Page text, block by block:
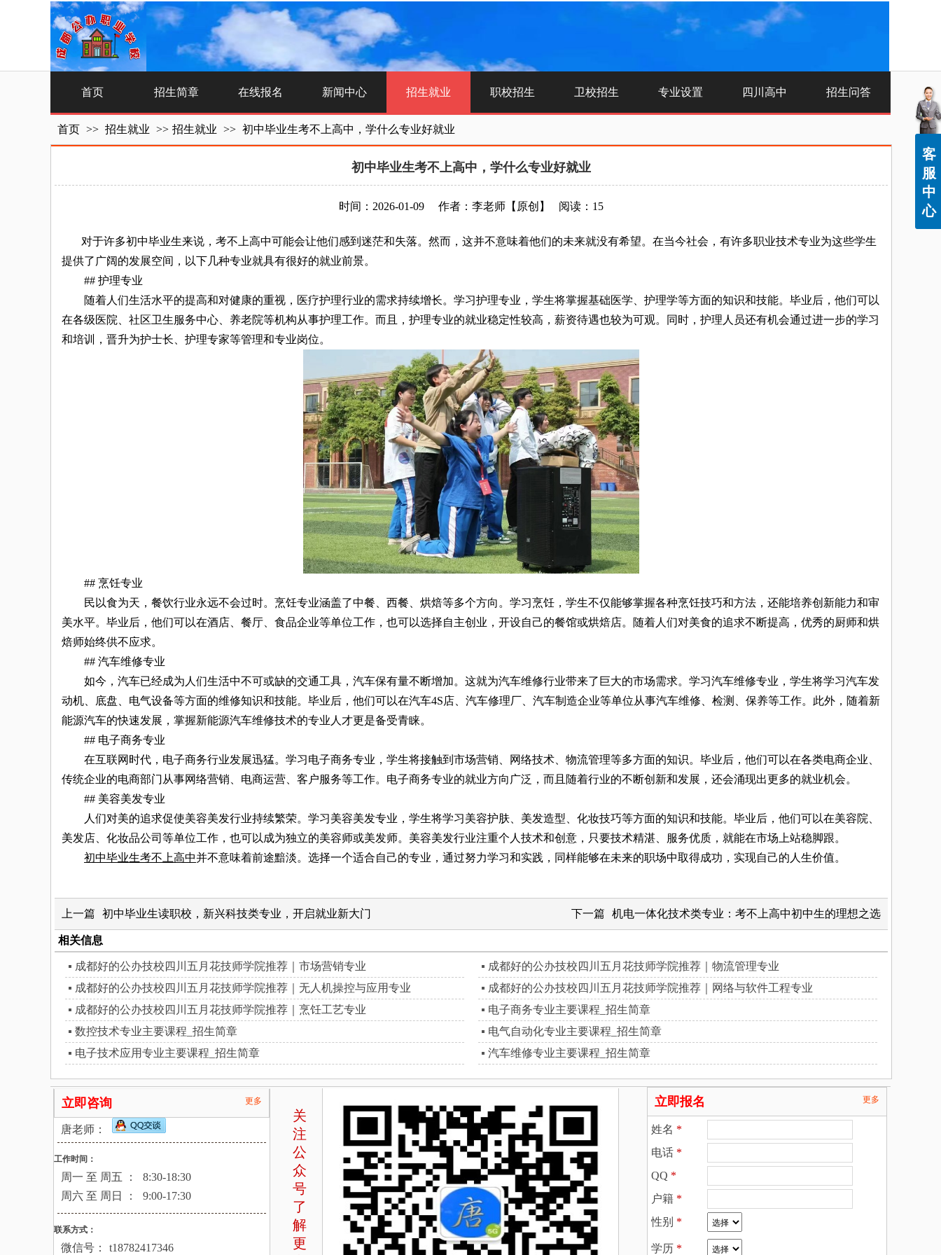
首页 招生简章 在线报名 新闻中心 招生就业 职校招生 卫校招生 专业设置 四川高中 招生问答
首页 >> 招生就业 >> 招生就业 >> 初中毕业生考不上高中，学什么专业好就业
初中毕业生考不上高中，学什么专业好就业
时间：2026-01-09 作者：李老师 【原创】 阅读：15
对于许多初中毕业生来说，考不上高中可能会让他们感到迷茫和失落。然而，这并不意味着他们的未来就没有希望。在当今社会，有许多职业技术专业为这些学生
提供了广阔的发展空间，以下几种专业就具有很好的就业前景。
## 护理专业
随着人们生活水平的提高和对健康的重视，医疗护理行业的需求持续增长。学习护理专业，学生将掌握基础医学、护理学等方面的知识和技能。毕业后，他们可以
在各级医院、社区卫生服务中心、养老院等机构从事护理工作。而且，护理专业的就业稳定性较高，薪资待遇也较为可观。同时，护理人员还有机会通过进一步的学习
和培训，晋升为护士长、护理专家等管理和专业岗位。
## 烹饪专业
民以食为天，餐饮行业永远不会过时。烹饪专业涵盖了中餐、西餐、烘焙等多个方向。学习烹饪，学生不仅能够掌握各种烹饪技巧和方法，还能培养创新能力和审
美水平。毕业后，他们可以在酒店、餐厅、食品企业等单位工作，也可以选择自主创业，开设自己的餐馆或烘焙店。随着人们对美食的追求不断提高，优秀的厨师和烘
焙师始终供不应求。
## 汽车维修专业
如今，汽车已经成为人们生活中不可或缺的交通工具，汽车保有量不断增加。这就为汽车维修行业带来了巨大的市场需求。学习汽车维修专业，学生将学习汽车发
动机、底盘、电气设备等方面的维修知识和技能。毕业后，他们可以在汽车4S店、汽车修理厂、汽车制造企业等单位从事汽车维修、检测、保养等工作。此外，随着新
能源汽车的快速发展，掌握新能源汽车维修技术的专业人才更是备受青睐。
## 电子商务专业
在互联网时代，电子商务行业发展迅猛。学习电子商务专业，学生将接触到市场营销、网络技术、物流管理等多方面的知识。毕业后，他们可以在各类电商企业、
传统企业的电商部门从事网络营销、电商运营、客户服务等工作。电子商务专业的就业方向广泛，而且随着行业的不断创新和发展，还会涌现出更多的就业机会。
## 美容美发专业
人们对美的追求促使美容美发行业持续繁荣。学习美容美发专业，学生将学习美容护肤、美发造型、化妆技巧等方面的知识和技能。毕业后，他们可以在美容院、
美发店、化妆品公司等单位工作，也可以成为独立的美容师或美发师。美容美发行业注重个人技术和创意，只要技术精湛、服务优质，就能在市场上站稳脚跟。
初中毕业生考不上高中并不意味着前途黯淡。选择一个适合自己的专业，通过努力学习和实践，同样能够在未来的职场中取得成功，实现自己的人生价值。
上一篇 初中毕业生读职校，新兴科技类专业，开启就业新大门 下一篇 机电一体化技术类专业：考不上高中初中生的理想之选
相关信息
成都好的公办技校四川五月花技师学院推荐｜市场营销专业
成都好的公办技校四川五月花技师学院推荐｜物流管理专业
成都好的公办技校四川五月花技师学院推荐｜无人机操控与应用专业
成都好的公办技校四川五月花技师学院推荐｜网络与软件工程专业
成都好的公办技校四川五月花技师学院推荐｜烹饪工艺专业
电子商务专业主要课程_招生简章
数控技术专业主要课程_招生简章
电气自动化专业主要课程_招生简章
电子技术应用专业主要课程_招生简章
汽车维修专业主要课程_招生简章
立即咨询 更多
唐老师：
工作时间：
周一 至 周五 ：
8:30-18:30
周六 至 周日 ：
9:00-17:30
联系方式：
微信号： t18782417346
立即报名 更多
姓名 *
电话 *
QQ *
户籍 *
性别 *
学历 *
关
注
公
众
号
了
解
更
客
服
中
心